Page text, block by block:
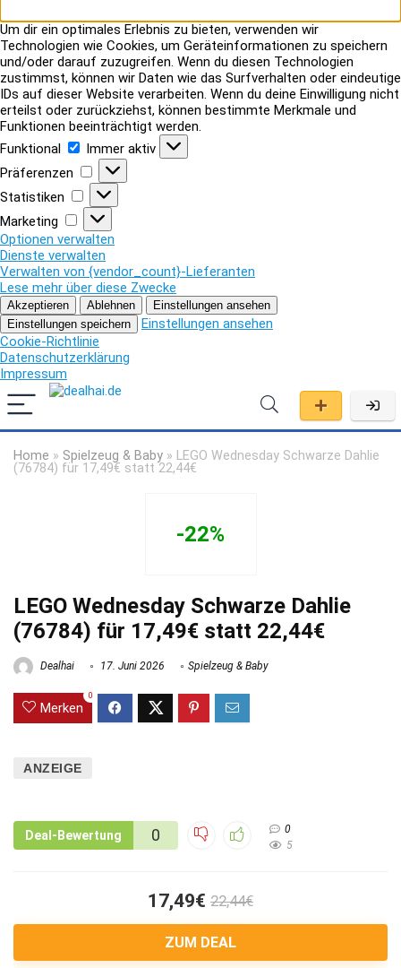
Um dir ein optimales Erlebnis zu bieten, verwenden wir
Technologien wie Cookies, um Geräteinformationen zu speichern
und/oder darauf zuzugreifen. Wenn du diesen Technologien
zustimmst, können wir Daten wie das Surfverhalten oder eindeutige
IDs auf dieser Website verarbeiten. Wenn du deine Einwilligung nicht
erteilst oder zurückziehst, können bestimmte Merkmale und
Funktionen beeinträchtigt werden.
Funktional
Funktional
Immer aktiv
Präferenzen
Präferenzen
Statistiken
Statistiken
Marketing
Marketing
Optionen verwalten
Dienste verwalten
Verwalten von {vendor_count}-Lieferanten
Lese mehr über diese Zwecke
Akzeptieren Ablehnen
Einstellungen ansehen
Einstellungen speichern
Einstellungen ansehen
Cookie-Richtlinie
Datenschutzerklärung
Impressum
Home » Spielzeug & Baby » LEGO Wednesday Schwarze Dahlie
(76784) für 17,49€ statt 22,44€
-22%
LEGO Wednesday Schwarze Dahlie
(76784) für 17,49€ statt 22,44€
Dealhai 17. Juni 2026 Spielzeug & Baby
Merken
0
ANZEIGE
Deal-Bewertung 0
0
5
17,49€ 22,44€
ZUM DEAL